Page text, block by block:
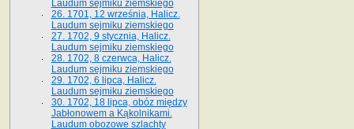
Laudum sejmiku ziemskiego
26. 1701, 12 września, Halicz.
Laudum sejmiku ziemskiego
27. 1702, 9 stycznia, Halicz.
Laudum sejmiku ziemskiego
28. 1702, 8 czerwca, Halicz.
Laudum sejmiku ziemskiego
29. 1702, 6 lipca, Halicz.
Laudum sejmiku ziemskiego
30. 1702, 18 lipca, obóz między
Jabłonowem a Kąkolnikami.
Laudum obozowe szlachty